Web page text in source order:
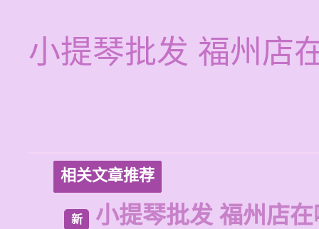
小提琴批发 福州店
相关文章推荐
新 小提琴批发 福州店